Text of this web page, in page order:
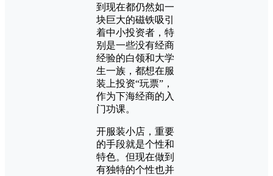
到现在都仍然如一
块巨大的磁铁吸引
着中小投资者，特
别是一些没有经商
经验的白领和大学
生一族，都想在服
装上投资“玩票”，
作为下海经商的入
门功课。
开服装小店，重要
的手段就是个性和
特色。但现在做到
有独特的个性也并